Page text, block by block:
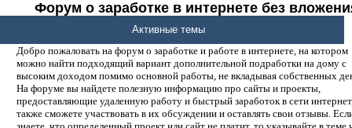
Форум о заработке в интернете без
денег.
Добро пожаловать на форум о заработке и работе в интернете, на котором
можно найти подходящий вариант дополнительной подработки на дому с
высоким доходом помимо основной работы, не вкладывая собственных
На форуме вы найдете полезную информацию про сайты и проекты,
предоставляющие удаленную работу и быстрый заработок в сети
также сможете участвовать в их обсуждении и оставлять свои отзывы.
Активные темы